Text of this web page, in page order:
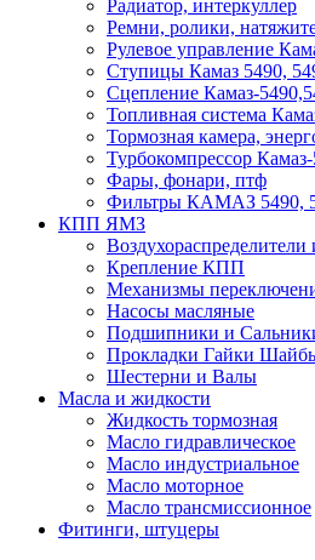
Радиатор, интеркуллер
Ремни, ролики,
Рулевое управление
Ступицы Камаз 5490,
Сцепление Камаз-
Топливная система
Тормозная камера,
Турбокомпрессор Камаз-
Фары, фонари, птф
Фильтры КАМАЗ 5490,
КПП ЯМЗ
Воздухораспределители
Крепление КПП
Механизмы
Насосы масляные
Подшипники и
Прокладки Гайки
Шестерни и Валы
Масла и жидкости
Жидкость тормозная
Масло гидравлическое
Масло индустриальное
Масло моторное
Масло трансмиссионное
Фитинги, штуцеры